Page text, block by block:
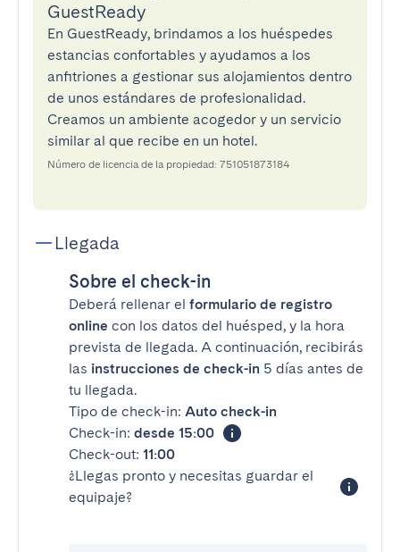
GuestReady
En GuestReady, brindamos a los huéspedes
estancias confortables y ayudamos a los
anfitriones a gestionar sus alojamientos dentro
de unos estándares de profesionalidad.
Creamos un ambiente acogedor y un servicio
similar al que recibe en un hotel.
Número de licencia de la propiedad: 751051873184
Llegada
Sobre el check-in
Deberá rellenar el formulario de registro
online con los datos del huésped, y la hora
prevista de llegada. A continuación, recibirás
las instrucciones de check-in 5 días antes de
tu llegada.
Tipo de check-in: Auto check-in
Check-in: desde 15:00
Check-out: 11:00
¿Llegas pronto y necesitas guardar el
equipaje?